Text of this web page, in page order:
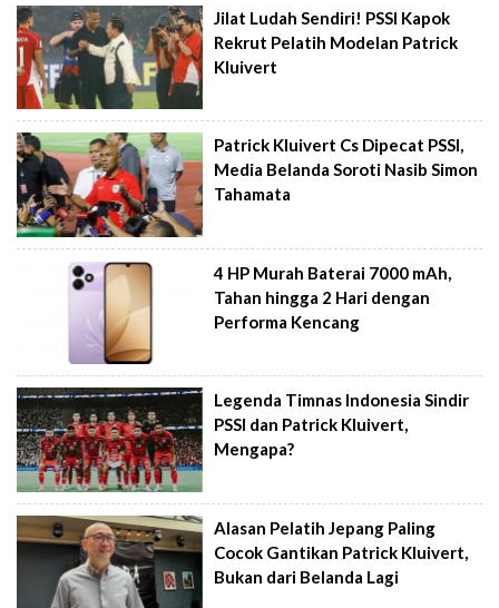
Jilat Ludah Sendiri! PSSI Kapok
Rekrut Pelatih Modelan Patrick
Kluivert
Patrick Kluivert Cs Dipecat PSSI,
Media Belanda Soroti Nasib Simon
Tahamata
4 HP Murah Baterai 7000 mAh,
Tahan hingga 2 Hari dengan
Performa Kencang
Legenda Timnas Indonesia Sindir
PSSI dan Patrick Kluivert,
Mengapa?
Alasan Pelatih Jepang Paling
Cocok Gantikan Patrick Kluivert,
Bukan dari Belanda Lagi